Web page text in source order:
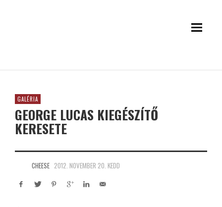
GALÉRIA
GEORGE LUCAS KIEGÉSZÍTŐ
KERESETE
CHEESE 2012. NOVEMBER 20. KEDD